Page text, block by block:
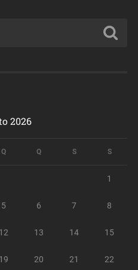
2026
Q Q S S
1
5 6 7 8
12 13 14 15
19 20 21 22